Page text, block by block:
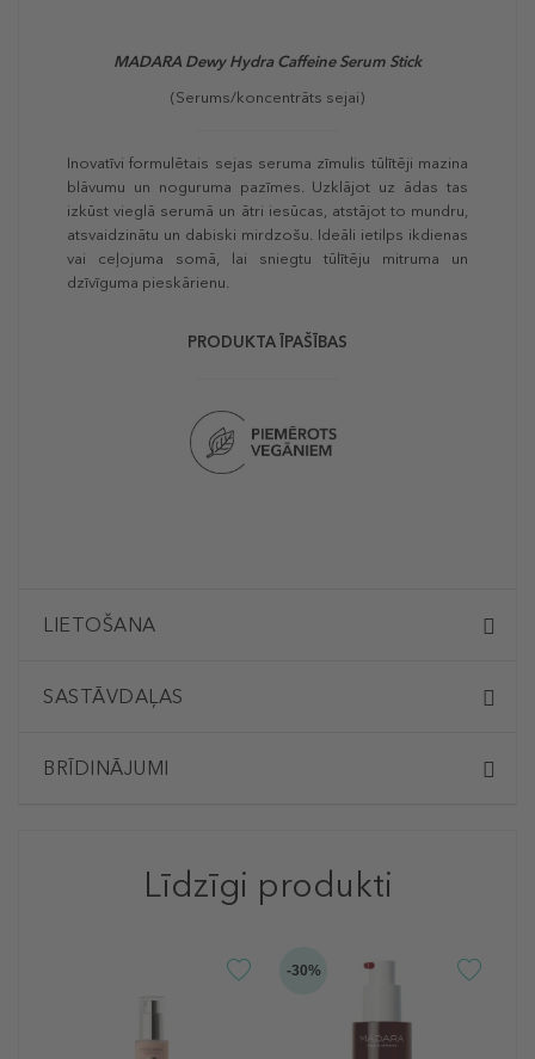
MADARA Dewy Hydra Caffeine Serum Stick
(Serums/koncentrāts sejai)
Inovatīvi formulētais sejas seruma zīmulis tūlītēji mazina
blāvumu un noguruma pazīmes. Uzklājot uz ādas tas
izkūst vieglā serumā un ātri iesūcas, atstājot to mundru,
atsvaidzinātu un dabiski mirdzošu. Ideāli ietilps ikdienas
vai ceļojuma somā, lai sniegtu tūlītēju mitruma un
dzīvīguma pieskārienu.
PRODUKTA ĪPAŠĪBAS
LIETOŠANA
SASTĀVDAĻAS
BRĪDINĀJUMI
Līdzīgi produkti
-30%